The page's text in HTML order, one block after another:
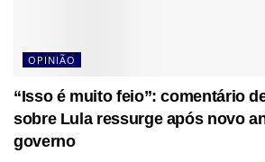
OPINIÃO
“Isso é muito feio”: comentário
sobre Lula ressurge após novo
governo